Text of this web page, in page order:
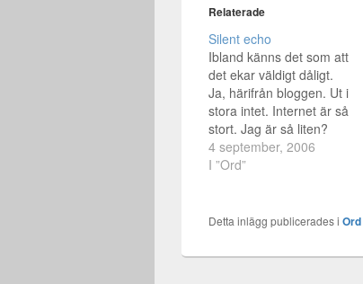
Relaterade
Silent echo
Ibland känns det som att
det ekar väldigt dåligt.
Ja, härifrån bloggen. Ut i
stora intet. Internet är så
stort. Jag är så liten?
Nej, kanske plugga mer
igen.
4 september, 2006
I ”Ord”
Detta inlägg publicerades i Ord